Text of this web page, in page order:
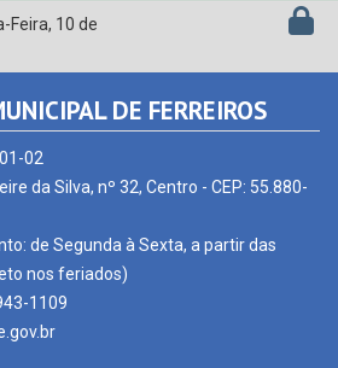
Feira, 10 de
DE FERREIROS
02
da Silva, nº 32, Centro - CEP: 55.880-
de Segunda à Sexta, a partir das
nos feriados)
1109